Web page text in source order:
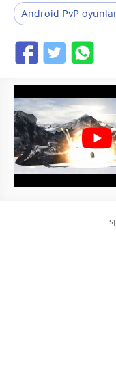
Android PvP